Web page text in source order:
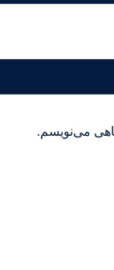
می‌نویسم.